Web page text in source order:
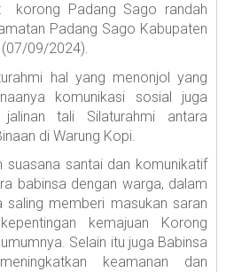
korong Padang Sago randah
Padang Sago Kabupaten
(07/09/2024).
hal yang menonjol yang
komunikasi sosial juga
tali Silaturahmi antara
di Warung Kopi.
suasana santai dan komunikatif
babinsa dengan warga, dalam
memberi masukan saran
kemajuan Korong
Selain itu juga Babinsa
keamanan dan